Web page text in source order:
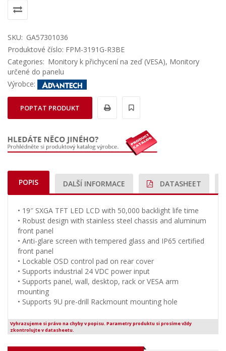
SKU: GA57301036
Produktové číslo: FPM-3191G-R3BE
Categories: Monitory k přichycení na zeď (VESA), Monitory
určené do panelu
Výrobce:
POPTAT PRODUKT
POPIS DALŠÍ INFORMACE DATASHEET
• 19″ SXGA TFT LED LCD with 50,000 backlight life time
• Robust design with stainless steel chassis and aluminum
front panel
• Anti-glare screen with tempered glass and IP65 certified
front panel
• Lockable OSD control pad on rear cover
• Supports industrial 24 VDC power input
• Supports panel, wall, desktop, rack or VESA arm
mounting
• Supports 9U pre-drill Rackmount mounting hole
Vyhrazujeme si právo na chyby v popisu. Parametry produktu si prosíme vždy
zkontrolujte v datasheetu.